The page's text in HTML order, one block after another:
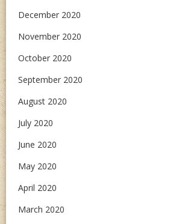
December 2020
November 2020
October 2020
September 2020
August 2020
July 2020
June 2020
May 2020
April 2020
March 2020